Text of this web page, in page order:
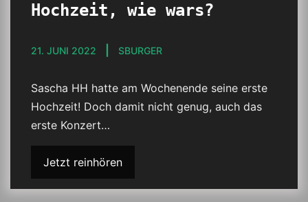
Hochzeit, wie wars?
21. JUNI 2022 SBURGER
Sascha HH hatte am Wochenende seine erste
Hochzeit! Doch damit nicht genug, auch das
erste Konzert…
Jetzt reinhören